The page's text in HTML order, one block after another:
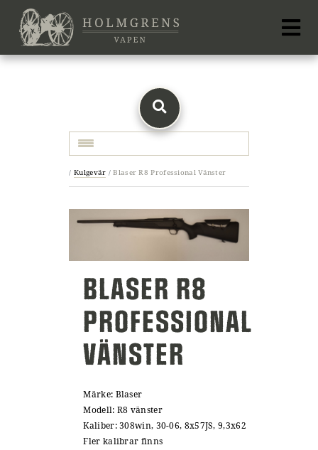
/ Kulgevär / Blaser R8 Professional Vänster
BLASER R8
PROFESSIONAL
VÄNSTER
Märke: Blaser
Modell: R8 vänster
Kaliber: 308win, 30-06, 8x57JS, 9,3x62
Fler kalibrar finns